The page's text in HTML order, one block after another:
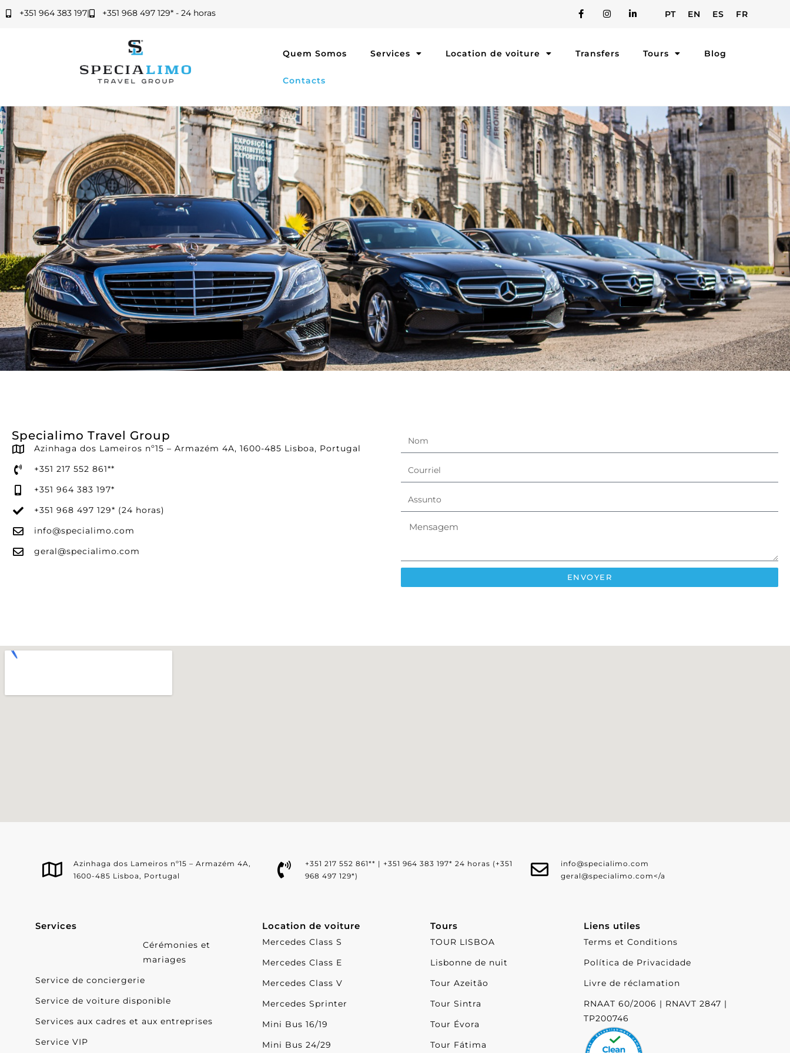
+351 964 383 197| +351 968 497 129* - 24 horas PT EN ES FR
Quem Somos Services Location de voiture Transfers Tours Blog
Contacts
Specialimo Travel Group
Azinhaga dos Lameiros nº15 – Armazém 4A, 1600-485 Lisboa, Portugal
+351 217 552 861**
+351 964 383 197*
+351 968 497 129* (24 horas)
info@specialimo.com
geral@specialimo.com
ENVOYER
Azinhaga dos Lameiros nº15 – Armazém 4A,
1600-485 Lisboa, Portugal
+351 217 552 861** | +351 964 383 197* 24 horas (+351
968 497 129*)
info@specialimo.com
geral@specialimo.com</a
Services
Cérémonies et
mariages
Service de conciergerie
Service de voiture disponible
Services aux cadres et aux entreprises
Service VIP
Location de voiture
Mercedes Class S
Mercedes Class E
Mercedes Class V
Mercedes Sprinter
Mini Bus 16/19
Mini Bus 24/29
Tours
TOUR LISBOA
Lisbonne de nuit
Tour Azeitão
Tour Sintra
Tour Évora
Tour Fátima
Liens utiles
Terms et Conditions
Política de Privacidade
Livre de réclamation
RNAAT 60/2006 | RNAVT 2847 |
TP200746